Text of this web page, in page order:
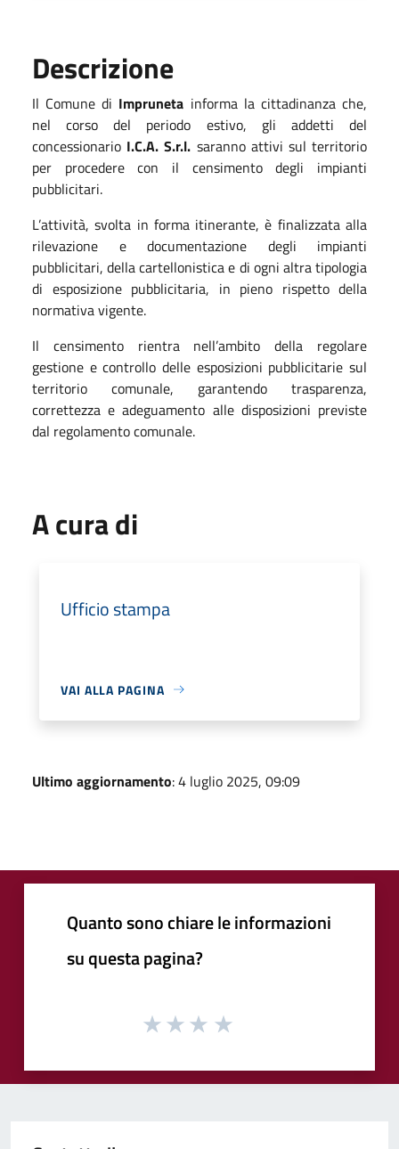
Descrizione
Il Comune di Impruneta informa la cittadinanza che,
nel corso del periodo estivo, gli addetti del
concessionario I.C.A. S.r.l. saranno attivi sul territorio
per procedere con il censimento degli impianti
pubblicitari.
L’attività, svolta in forma itinerante, è finalizzata alla
rilevazione e documentazione degli impianti
pubblicitari, della cartellonistica e di ogni altra tipologia
di esposizione pubblicitaria, in pieno rispetto della
normativa vigente.
Il censimento rientra nell’ambito della regolare
gestione e controllo delle esposizioni pubblicitarie sul
territorio comunale, garantendo trasparenza,
correttezza e adeguamento alle disposizioni previste
dal regolamento comunale.
A cura di
Ufficio stampa
VAI ALLA PAGINA
Ultimo aggiornamento: 4 luglio 2025, 09:09
Quanto sono chiare le informazioni
su questa pagina?